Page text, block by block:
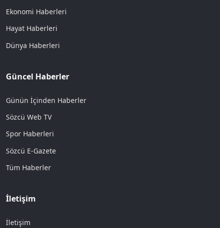
Ekonomi Haberleri
Hayat Haberleri
Dünya Haberleri
Güncel Haberler
Günün İçinden Haberler
Sözcü Web TV
Spor Haberleri
Sözcü E-Gazete
Tüm Haberler
İletişim
İletişim